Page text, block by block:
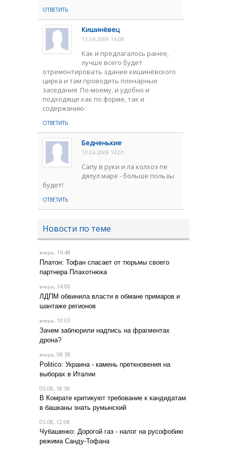
ОТВЕТИТЬ
Кишинёвец
13.04.2009 14:08
Как и предлагалось ранее,
лучше всего будет
отремонтировать здание кишинёвского
цирка и там проводить пленарные
заседания. По-моему, и удобно и
подходяще как по форме, так и
содержанию.
ОТВЕТИТЬ
Бедненькие
13.04.2009 14:01
Сапу в руки и ла колхоз пе
дялул маре - больше пользы
будет!
ОТВЕТИТЬ
Новости по теме
вчера, 16:48
Платон: Тофан спасает от тюрьмы своего
партнера Плахотнюка
вчера, 14:00
ЛДПМ обвинила власти в обмане примаров и
шантаже регионов
вчера, 10:03
Зачем заблюрили надпись на фрагментах
дрона?
вчера, 08:38
Politico: Украина - камень преткновения на
выборах в Италии
05.08, 18:38
В Комрате критикуют требование к кандидатам
в башканы знать румынский
05.08, 12:08
Чубашенко: Дорогой газ - налог на русофобию
режима Санду-Тофана